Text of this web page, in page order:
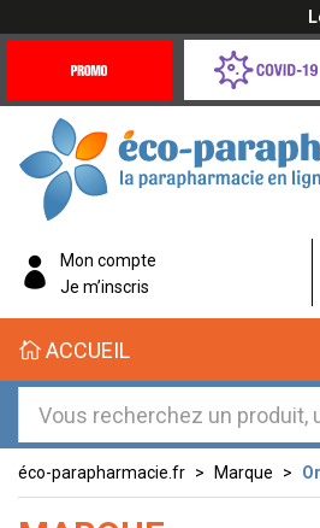
Offres
Coronavirus
éco-
éco-
Mon compte
Je m’inscris
ACCUEIL
éco-parapharmacie.fr Marque